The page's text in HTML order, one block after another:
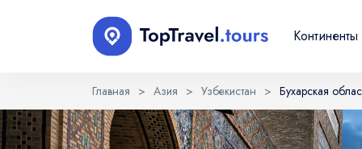
Континенты
Главная > Азия > Узбекистан > Бухарская
Выберите язык